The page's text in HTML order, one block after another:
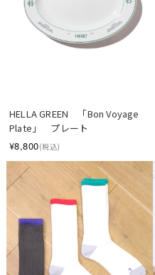
HELLA GREEN　「Bon Voyage
Plate」　プレート
¥8,800(税込)